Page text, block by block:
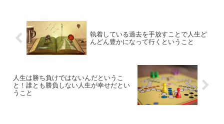
執着している過去を手放すことで人生ど
んどん豊かになって行くということ
人生は勝ち負けではないんだというこ
と！誰とも勝負しない人生が幸せだとい
うこと